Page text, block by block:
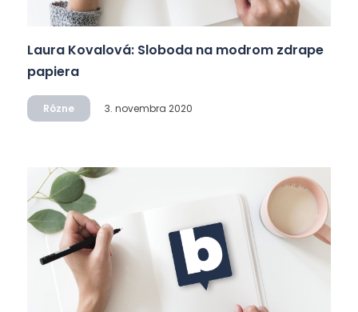
Laura Kovalová: Sloboda na modrom zdrape
papiera
Rôzne 3. novembra 2020